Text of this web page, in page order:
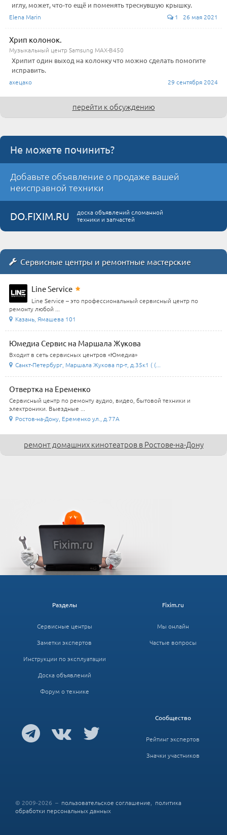
иглу, может, что-то ещё и поменять треснувшую крышку.
Elena Marin 1 26 мая 2021
Хрип колонок.
Музыкальный центр Samsung MAX-B450
Хрипит один выход на колонку что можно сделать помогите
исправить.
ахецако 29 сентября 2024
перейти к обсуждению
Не можете починить?
Добавьте объявление о продаже вашей
неисправной техники
DO.FIXIM.RU
доска объявлений сломанной
техники и запчастей
Сервисные центры и ремонтные мастерские
Line Service
Line Service – это профессиональный сервисный центр по
ремонту любой ...
Казань, Ямашева 101
Юмедиа Сервис на Маршала Жукова
Входит в сеть сервисных центров «Юмедиа»
Санкт-Петербург, Маршала Жукова пр-т, д.35к1 ( (...
Отвертка на Еременко
Сервисный центр по ремонту аудио, видео, бытовой техники и
электроники. Выездные ...
Ростов-на-Дону, Еременко ул., д.77А
ремонт домашних кинотеатров в Ростове-на-Дону
Fixim.ru
Мы онлайн
Частые вопросы
Разделы
Сервисные центры
Заметки экспертов
Инструкции по эксплуатации
Доска объявлений
Форум о технике
Сообщество
Рейтинг экспертов
Значки участников
© 2009-2026 – пользовательское соглашение, политика
обработки персональных данных